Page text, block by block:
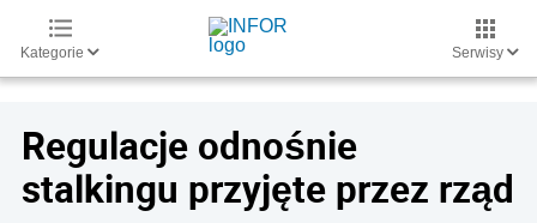
Kategorie Serwisy
Regulacje odnośnie
stalkingu przyjęte przez rząd